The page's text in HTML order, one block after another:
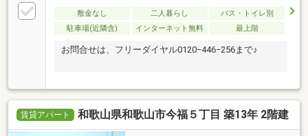
敷金なし 二人暮らし
バス・トイレ別
駐車場(近隣含)
インターネット無料 最上階
お問合せは、フリーダイヤル0120−446−256まで♪
賃貸アパート 和歌山県和歌山市今福５丁目 築13年 2階建